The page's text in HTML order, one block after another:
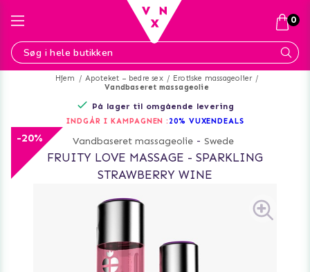
Hjem Apoteket – bedre sex
Erotiske massageolier
Vandbaseret massageolie
På lager til omgående levering
INDGÅR I KAMPAGNEN : 20% VUXENDEALS
-20% Vandbaseret massageolie - Swede
FRUITY LOVE MASSAGE - SPARKLING
STRAWBERRY WINE
0